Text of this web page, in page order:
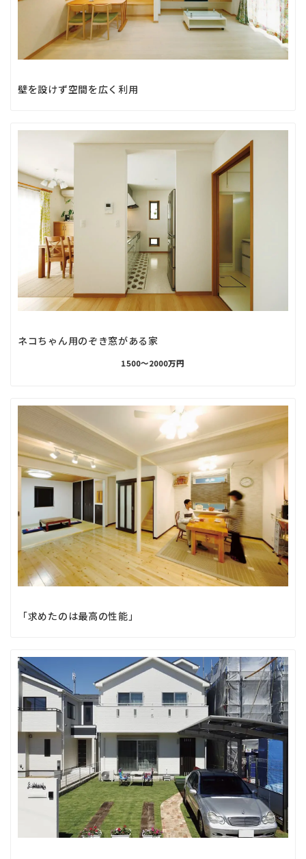
壁を設けず空間を広く利用
ネコちゃん用のぞき窓がある家
1500〜2000万円
「求めたのは最高の性能」